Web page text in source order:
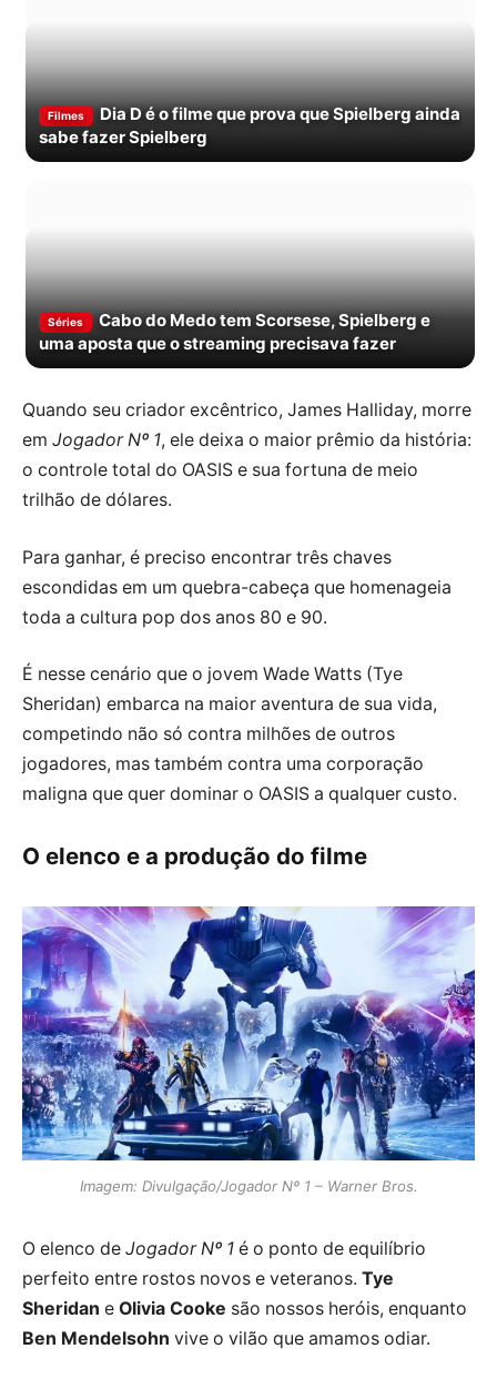
Filmes
Dia D é o filme que prova que Spielberg ainda
sabe fazer Spielberg
Séries
Cabo do Medo tem Scorsese, Spielberg e
uma aposta que o streaming precisava fazer
Quando seu criador excêntrico, James Halliday, morre
em Jogador Nº 1, ele deixa o maior prêmio da história:
o controle total do OASIS e sua fortuna de meio
trilhão de dólares.
Para ganhar, é preciso encontrar três chaves
escondidas em um quebra-cabeça que homenageia
toda a cultura pop dos anos 80 e 90.
É nesse cenário que o jovem Wade Watts (Tye
Sheridan) embarca na maior aventura de sua vida,
competindo não só contra milhões de outros
jogadores, mas também contra uma corporação
maligna que quer dominar o OASIS a qualquer custo.
O elenco e a produção do filme
Imagem: Divulgação/Jogador Nº 1 – Warner Bros.
O elenco de Jogador Nº 1 é o ponto de equilíbrio
perfeito entre rostos novos e veteranos. Tye
Sheridan e Olivia Cooke são nossos heróis, enquanto
Ben Mendelsohn vive o vilão que amamos odiar.